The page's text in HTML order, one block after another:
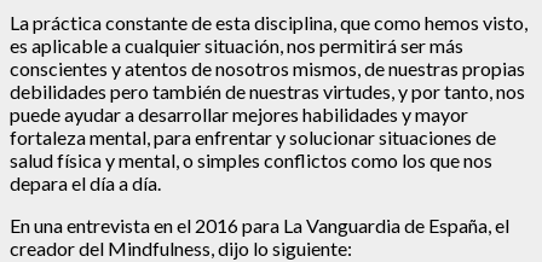
La práctica constante de esta disciplina, que como hemos visto,
es aplicable a cualquier situación, nos permitirá ser más
conscientes y atentos de nosotros mismos, de nuestras propias
debilidades pero también de nuestras virtudes, y por tanto, nos
puede ayudar a desarrollar mejores habilidades y mayor
fortaleza mental, para enfrentar y solucionar situaciones de
salud física y mental, o simples conflictos como los que nos
depara el día a día.
En una entrevista en el 2016 para La Vanguardia de España, el
creador del Mindfulness, dijo lo siguiente: